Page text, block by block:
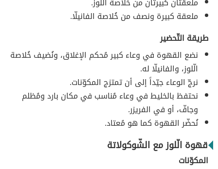
ملعقة كبيرة ونصف من خُلاصة الفانيلّا.
طريقة التّحضير
نضع القهوة في وعاء كبير مُحكم الإغلاق، ونُضيف خُلاصة
الّلوز، والفانيلّا له.
نرجّ الوعاء جيّداً إلى أن تمتزج المكوّنات.
نحتفظ بالخليط في وعاء مُناسب في مكان بارد ومُظلم
وجافّ، أو في الفريزر.
نُحضّر القهوة كما هو مُعتاد.
قهوة الّلوز مع الشّوكولاتة
المكوّنات